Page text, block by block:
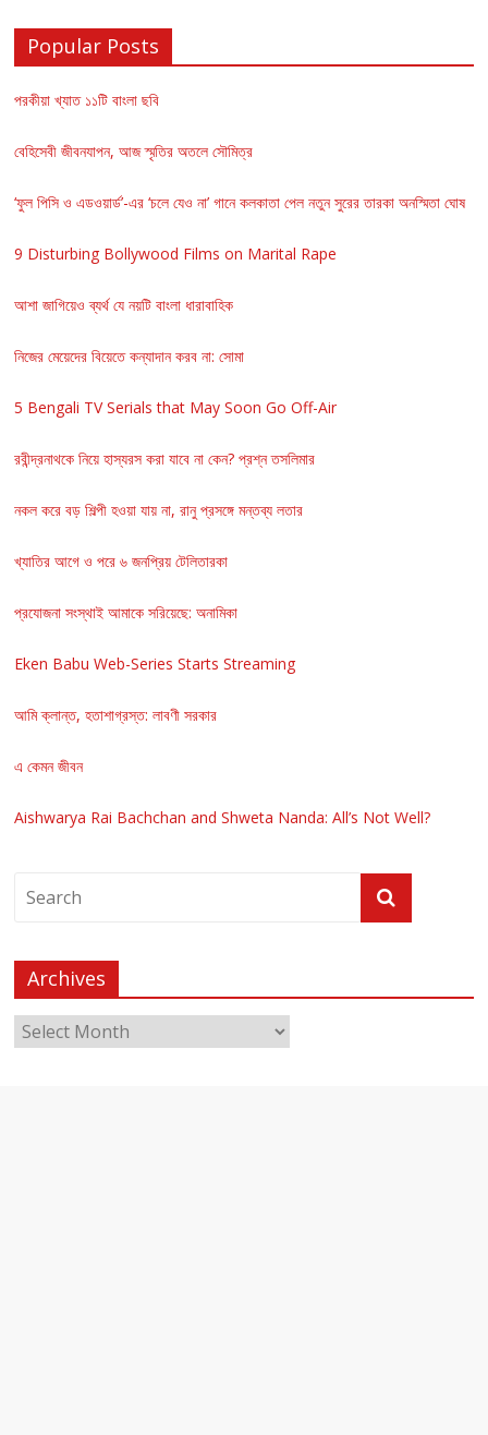
Popular Posts
পরকীয়া খ্যাত ১১টি বাংলা ছবি
বেহিসেবী জীবনযাপন, আজ স্মৃতির অতলে সৌমিত্র
‘ফুল পিসি ও এডওয়ার্ড’-এর ‘চলে যেও না’ গানে কলকাতা পেল নতুন সুরের তারকা অনস্মিতা ঘোষ
9 Disturbing Bollywood Films on Marital Rape
আশা জাগিয়েও ব্যর্থ যে নয়টি বাংলা ধারাবাহিক
নিজের মেয়েদের বিয়েতে কন্যাদান করব না: সোমা
5 Bengali TV Serials that May Soon Go Off-Air
রবীন্দ্রনাথকে নিয়ে হাস্যরস করা যাবে না কেন? প্রশ্ন তসলিমার
নকল করে বড় শিল্পী হওয়া যায় না, রানু প্রসঙ্গে মন্তব্য লতার
খ্যাতির আগে ও পরে ৬ জনপ্রিয় টেলিতারকা
প্রযোজনা সংস্থাই আমাকে সরিয়েছে: অনামিকা
Eken Babu Web-Series Starts Streaming
আমি ক্লান্ত, হতাশাগ্রস্ত: লাবণী সরকার
এ কেমন জীবন
Aishwarya Rai Bachchan and Shweta Nanda: All’s Not Well?
Archives